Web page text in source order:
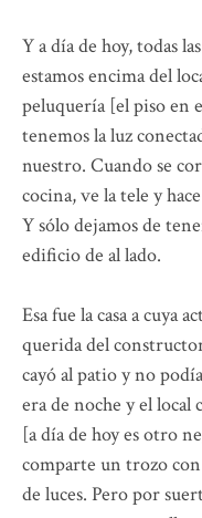
Y a día de hoy, todas
estamos encima del
peluquería [el piso en
tenemos la luz
nuestro. Cuando se
cocina, ve la tele y
Y sólo dejamos de
edificio de al lado.
Esa fue la casa a cuya
querida del
cayó al patio y no
era de noche y el local
[a día de hoy es otro
comparte un trozo
de luces. Pero por